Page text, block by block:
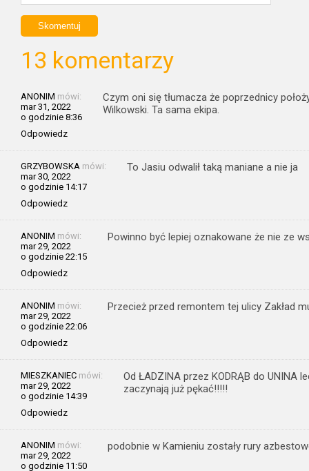
13 komentarzy
ANONIM mówi:
mar 31, 2022
o godzinie 8:36
Odpowiedz
Czym oni się tłumacza że poprzednicy
Wilkowski. Ta sama ekipa.
GRZYBOWSKA mówi:
mar 30, 2022
o godzinie 14:17
Odpowiedz
To Jasiu odwalił taką maniane a nie ja
ANONIM mówi:
mar 29, 2022
o godzinie 22:15
Odpowiedz
Powinno być lepiej oznakowane że nie ze
ANONIM mówi:
mar 29, 2022
o godzinie 22:06
Odpowiedz
Przecież przed remontem tej ulicy Zakład
MIESZKANIEC mówi:
mar 29, 2022
o godzinie 14:39
Odpowiedz
Od ŁADZINA przez KODRĄB do UNINA
zaczynają już pękać!!!!!
ANONIM mówi:
mar 29, 2022
o godzinie 11:50
podobnie w Kamieniu zostały rury